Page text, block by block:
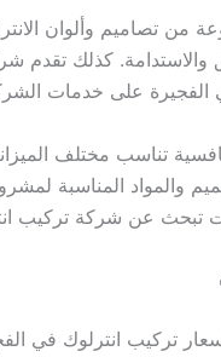
من تصاميم وألوان
والاستدامة. كذلك
الفجيرة على خدمات
تناسب مختلف
والمواد المناسبة
تبحث عن شركة تركيب
تركيب انترلوك في